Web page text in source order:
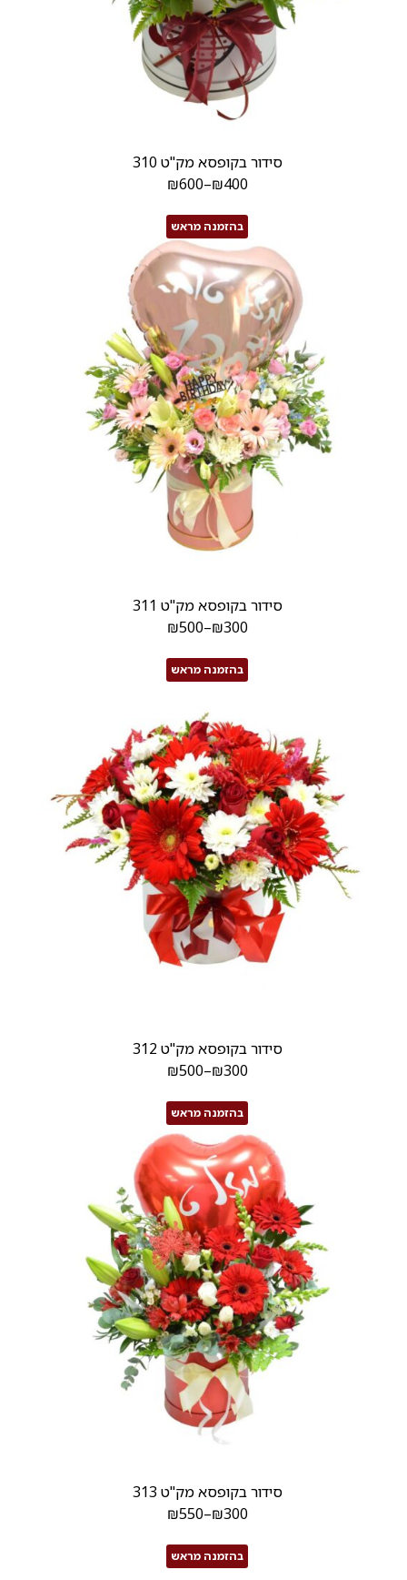
סידור בקופסא מק"ט 310
₪400
–
₪600
בהזמנה מראש
סידור בקופסא מק"ט 311
₪300
–
₪500
בהזמנה מראש
סידור בקופסא מק"ט 312
₪300
–
₪500
בהזמנה מראש
סידור בקופסא מק"ט 313
₪300
–
₪550
בהזמנה מראש